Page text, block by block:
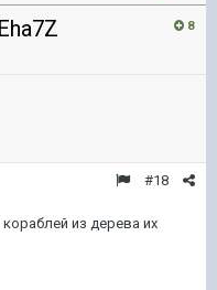
8
#18
из дерева их